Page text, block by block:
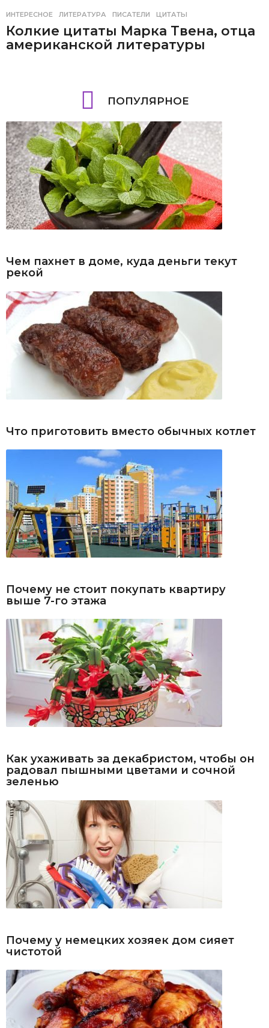
ИНТЕРЕСНОЕ ЛИТЕРАТУРА ,ПИСАТЕЛИ ,ЦИТАТЫ
Колкие цитаты Марка Твена, отца
американской литературы
ПОПУЛЯРНОЕ
Чем пахнет в доме, куда деньги текут
рекой
Что приготовить вместо обычных котлет
Почему не стоит покупать квартиру
выше 7-го этажа
Как ухаживать за декабристом, чтобы он
радовал пышными цветами и сочной
зеленью
Почему у немецких хозяек дом сияет
чистотой